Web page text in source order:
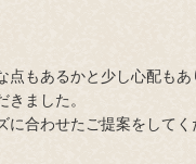
もあるかと少し心配も
ました。
に合わせたご提案をして